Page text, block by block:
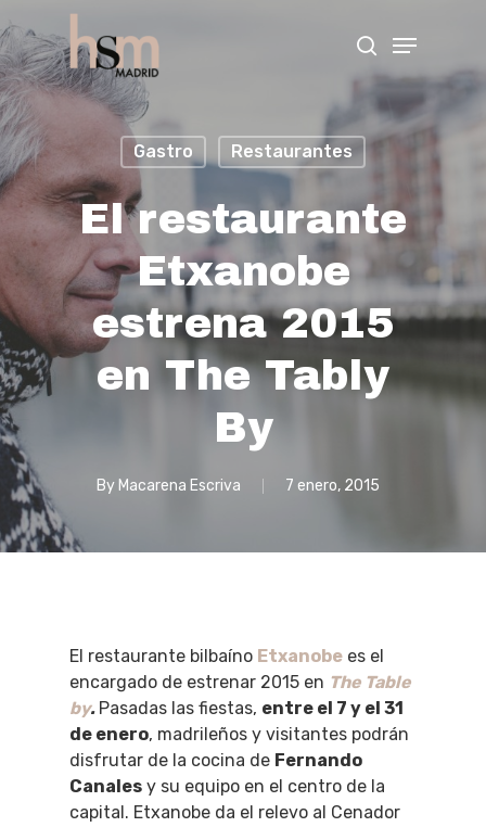
Hit enter to search or ESC to close
Gastro Restaurantes
El restaurante
Etxanobe
estrena 2015
en The Tably
By
By Macarena Escriva 7 enero, 2015
El restaurante bilbaíno Etxanobe es el
encargado de estrenar 2015 en The Table
by. Pasadas las fiestas, entre el 7 y el 31
de enero, madrileños y visitantes podrán
disfrutar de la cocina de Fernando
Canales y su equipo en el centro de la
capital. Etxanobe da el relevo al Cenador